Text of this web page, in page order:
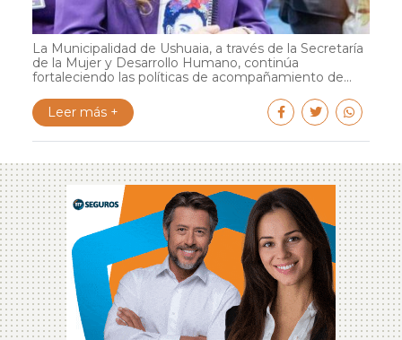
La Municipalidad de Ushuaia, a través de la Secretaría
de la Mujer y Desarrollo Humano, continúa
fortaleciendo las políticas de acompañamiento de...
Leer más +